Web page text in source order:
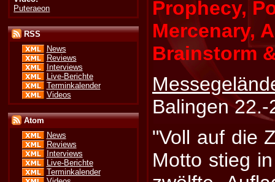
Puteraeon
RSS
News
Reviews
Interviews
Live-Berichte
Terminkalender
Videos
Atom
News
Reviews
Interviews
Live-Berichte
Terminkalender
Prophecy,
Mercenary,
Brainstorm
Balingen
"Voll auf die
Motto stieg